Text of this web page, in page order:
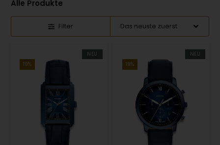
Alle Produkte
Filter
NEU
19%
NEU
19%